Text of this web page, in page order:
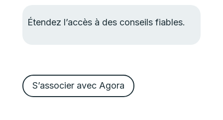
Étendez l’accès à des conseils fiables.
S’associer avec Agora